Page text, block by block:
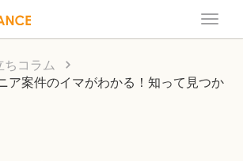
Toggle
ちコラム
ア案件のイマがわかる！知って見つか